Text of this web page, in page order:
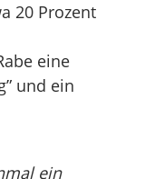
20 Prozent
eine
und ein
ein